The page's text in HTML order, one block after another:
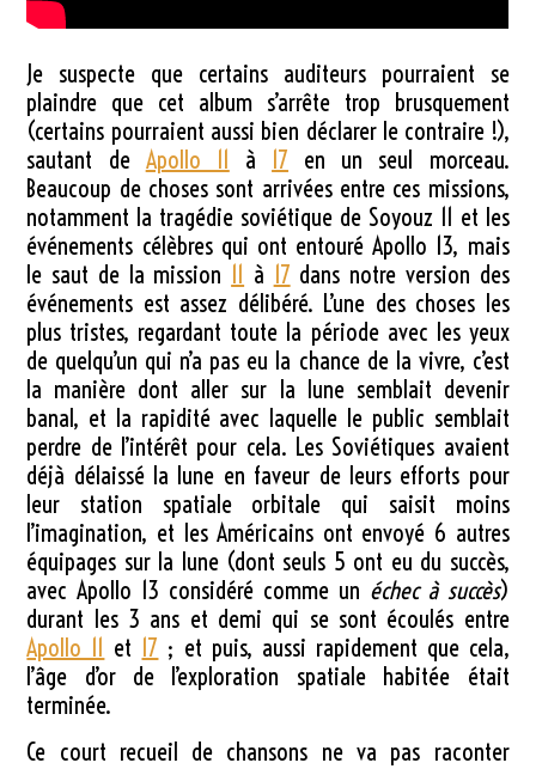
Je suspecte que certains auditeurs pourraient se
plaindre que cet album s’arrête trop brusquement
(certains pourraient aussi bien déclarer le contraire !),
sautant de Apollo 11 à 17 en un seul morceau.
Beaucoup de choses sont arrivées entre ces missions,
notamment la tragédie soviétique de Soyouz 11 et les
événements célèbres qui ont entouré Apollo 13, mais
le saut de la mission 11 à 17 dans notre version des
événements est assez délibéré. L’une des choses les
plus tristes, regardant toute la période avec les yeux
de quelqu’un qui n’a pas eu la chance de la vivre, c’est
la manière dont aller sur la lune semblait devenir
banal, et la rapidité avec laquelle le public semblait
perdre de l’intérêt pour cela. Les Soviétiques avaient
déjà délaissé la lune en faveur de leurs efforts pour
leur station spatiale orbitale qui saisit moins
l’imagination, et les Américains ont envoyé 6 autres
équipages sur la lune (dont seuls 5 ont eu du succès,
avec Apollo 13 considéré comme un échec à succès)
durant les 3 ans et demi qui se sont écoulés entre
Apollo 11 et 17 ; et puis, aussi rapidement que cela,
l’âge d’or de l’exploration spatiale habitée était
terminée.
Ce court recueil de chansons ne va pas raconter